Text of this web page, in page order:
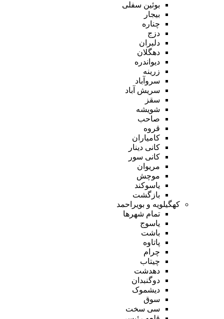
بوئین سفلی
بیجار
چناره
دزج
دلبران
دهگلان
دیواندره
زرینه
سروآباد
سریش آباد
سقز
شویشه
صاحب
قروه
کامیاران
کانی دینار
کانی سور
مریوان
موچش
یاسوکند
بازگشت
کهگیلویه و بویراحمد
تمام شهر‌ها
یاسوج
باشت
پاتاوه
چرام
چیتاب
دهدشت
دوگنبدان
دیشموک
سوق
سی سخت